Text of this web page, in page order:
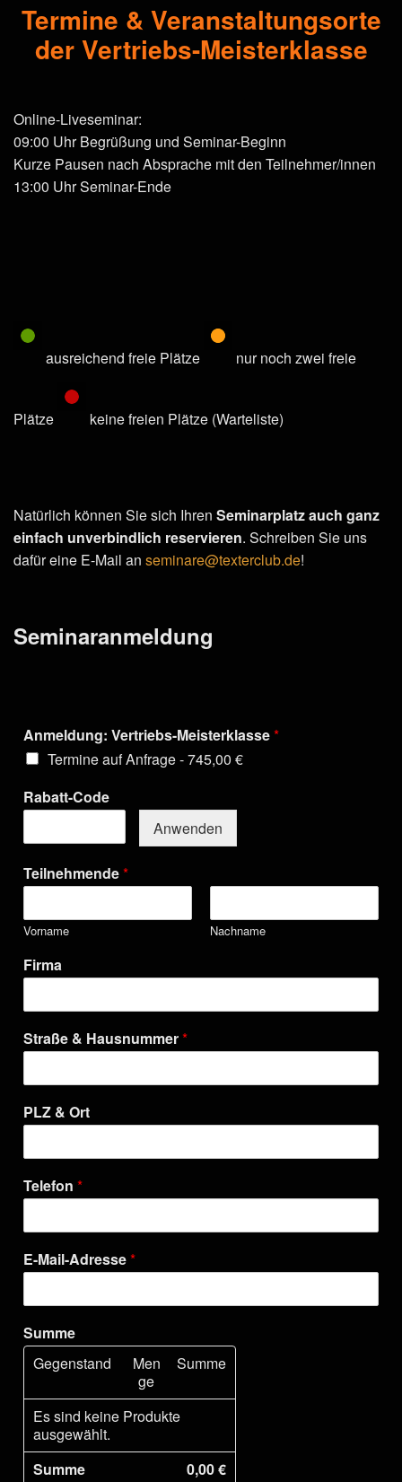
Termine & Veranstaltungsorte
der Vertriebs-Meisterklasse
Online-Liveseminar:
09:00 Uhr Begrüßung und Seminar-Beginn
Kurze Pausen nach Absprache mit den Teilnehmer/innen
13:00 Uhr Seminar-Ende
ausreichend freie Plätze nur noch zwei freie
Plätze keine freien Plätze (Warteliste)
Natürlich können Sie sich Ihren Seminarplatz auch ganz
einfach unverbindlich reservieren. Schreiben Sie uns
dafür eine E-Mail an seminare@texterclub.de!
Seminaranmeldung
Anmeldung: Vertriebs-Meisterklasse*
Termine auf Anfrage -745,00 €
Rabatt-Code
Anwenden
Teilnehmende*
Vorname Nachname
Firma
Straße & Hausnummer*
PLZ & Ort
Telefon *
E-Mail-Adresse*
Summe
Gegenstand
Men
ge
Summe
Es sind keine Produkte
ausgewählt.
Summe
0,00 €